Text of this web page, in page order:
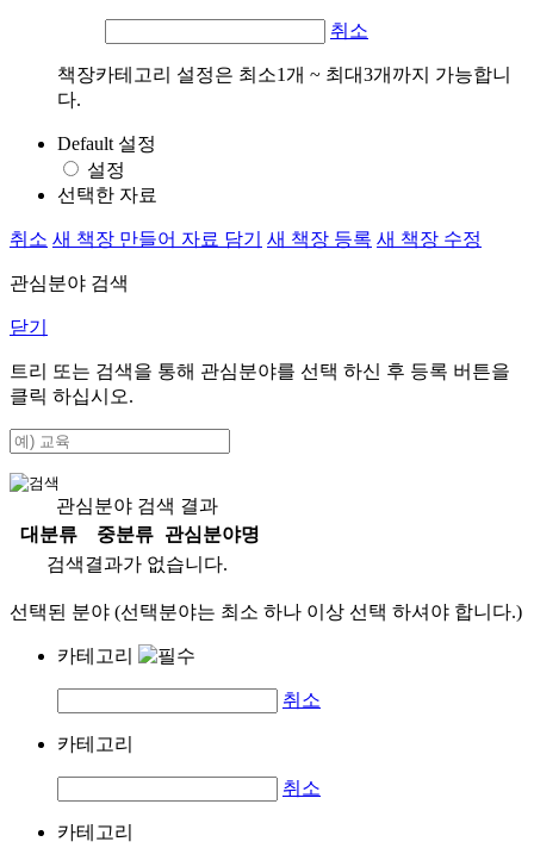
취소
책장카테고리 설정은 최소1개 ~ 최대3개까지 가능합니
다.
Default 설정
설정
선택한 자료
취소 새 책장 만들어 자료 담기 새 책장 등록 새 책장 수정
관심분야 검색
닫기
트리 또는 검색을 통해 관심분야를 선택 하신 후 등록 버튼을
클릭 하십시오.
관심분야 검색 결과
대분류
중분류
관심분야명
검색결과가 없습니다.
선택된 분야 (선택분야는 최소 하나 이상 선택 하셔야 합니다.)
카테고리
취소
카테고리
취소
카테고리